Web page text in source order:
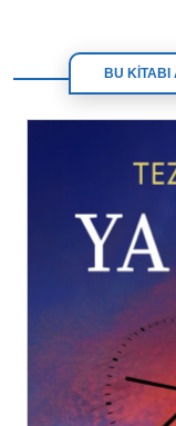
BU KİTABI